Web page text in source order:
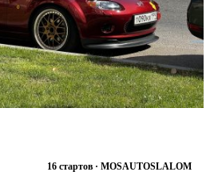
16 стартов · MOSAUTOSLALOM